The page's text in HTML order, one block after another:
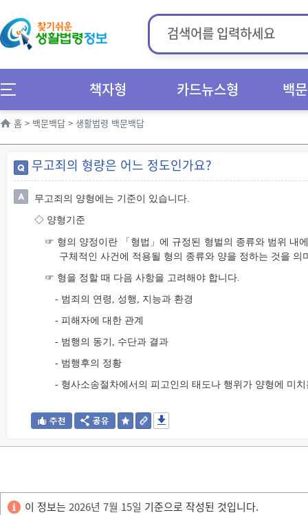
책자형 카드뉴스형 백
홈 > 백문백답 > 생활법령 백문백답
무고죄의 형량은 어느 정도인가요?
무고죄의 양형에는 기준이 있습니다.
◇ 양형기준
☞ 형의 양정이란 「형법」에 규정된 형벌의 종류와 범위 내
구체적인 사건에 적용될 형의 종류와 양을 정하는 것을
☞ 형을 정할 때 다음 사항을 고려해야 합니다.
- 범죄의 연령, 성행, 지능과 환경
- 피해자에 대한 관계
- 범행의 동기, 수단과 결과
- 범행후의 정황
- 형사소송절차에서의 피고인의 태도나 행위가 양형에 미
이 정보는 2026년 7월 15일 기준으로 작성된 것입니다.